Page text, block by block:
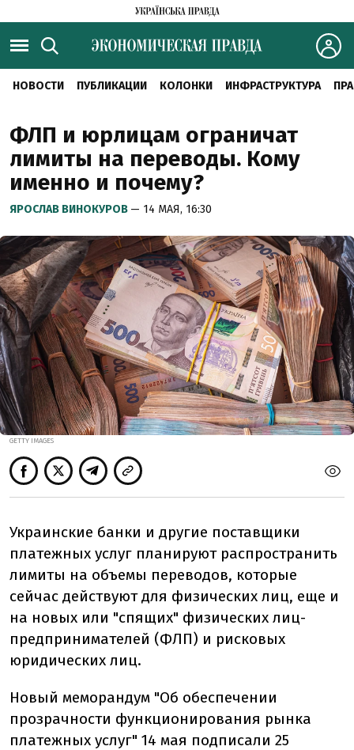
НОВОСТИ ПУБЛИКАЦИИ КОЛОНКИ ИНФРАСТРУКТУРА
ФЛП и юрлицам ограничат
лимиты на переводы. Кому
именно и почему?
ЯРОСЛАВ ВИНОКУРОВ — 14 МАЯ, 16:30
GETTY IMAGES
Украинские банки и другие поставщики
платежных услуг планируют распространить
лимиты на объемы переводов, которые
сейчас действуют для физических лиц, еще и
на новых или "спящих" физических лиц-
предпринимателей (ФЛП) и рисковых
юридических лиц.
Новый меморандум "Об обеспечении
прозрачности функционирования рынка
платежных услуг" 14 мая подписали 25